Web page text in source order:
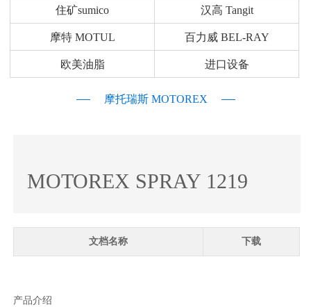
住矿sumico 汉高 Tangit
摩特 MOTUL 百力威 BEL-RAY
欧美油脂 进口设备
摩托瑞斯 MOTOREX
MOTOREX SPRAY 1219
文档名称 下载
产品介绍